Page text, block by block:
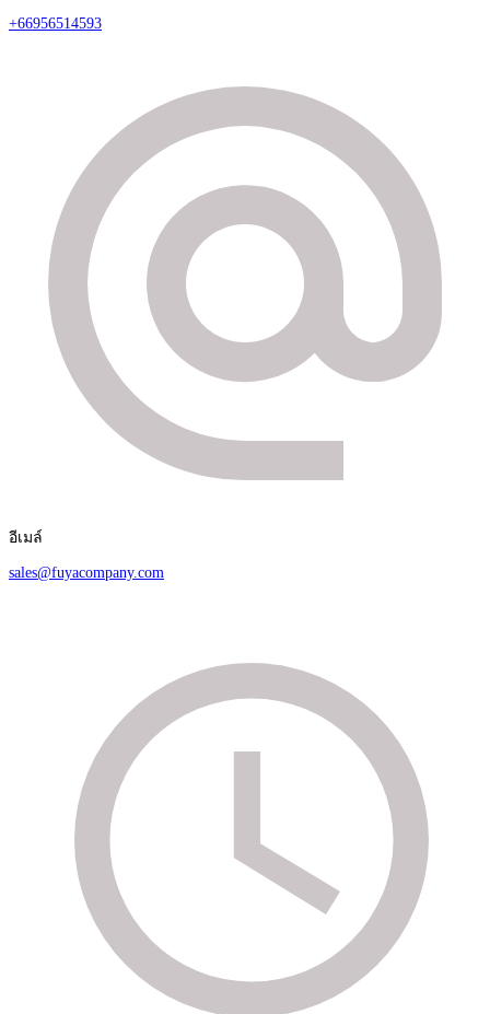
+66956514593
อีเมล์
sales@fuyacompany.com